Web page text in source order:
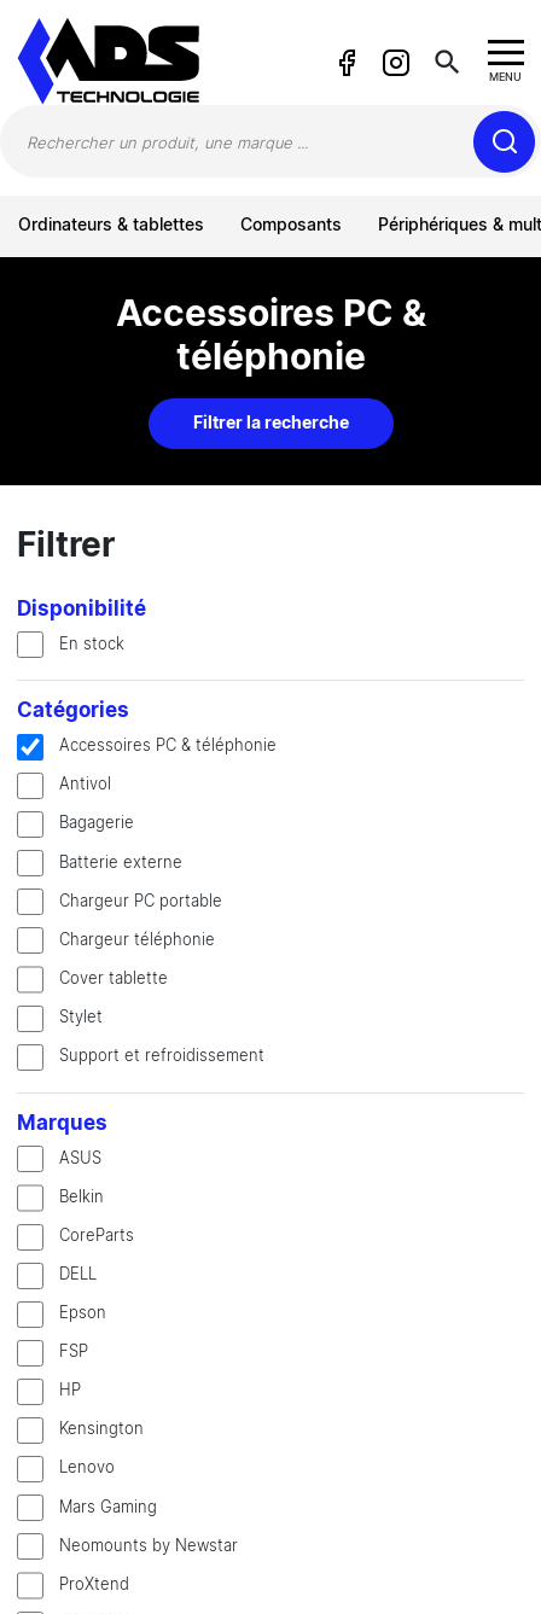
search MENU
Ordinateurs & tablettes Composants Périphériques &
Accessoires PC &
téléphonie
Filtrer la recherche
Filtrer
Disponibilité
En stock
Catégories
Accessoires PC & téléphonie
Antivol
Bagagerie
Batterie externe
Chargeur PC portable
Chargeur téléphonie
Cover tablette
Stylet
Support et refroidissement
Marques
ASUS
Belkin
CoreParts
DELL
Epson
FSP
HP
Kensington
Lenovo
Mars Gaming
Neomounts by Newstar
ProXtend